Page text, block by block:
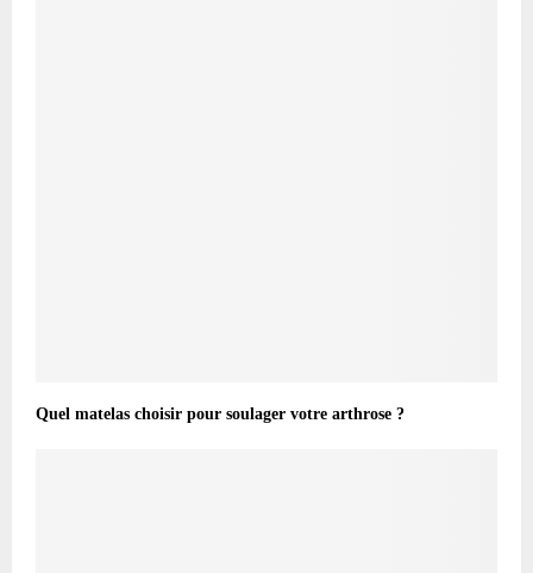
Quel matelas choisir pour soulager votre arthrose ?